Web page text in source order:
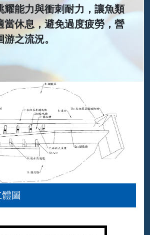
耀能力與衝刺耐力，讓魚類
當休息，避免過度疲勞，營
之流況。
圖